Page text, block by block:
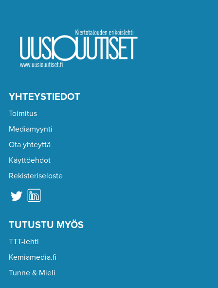
YHTEYSTIEDOT
Toimitus
Mediamyynti
Ota yhteyttä
Käyttöehdot
Rekisteriseloste
TUTUSTU MYÖS
TTT-lehti
Kemiamedia.fi
Tunne & Mieli